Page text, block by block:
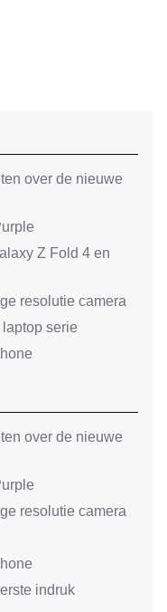
over de nieuwe
Z Fold 4 en
resolutie camera
serie
over de nieuwe
resolutie camera
indruk